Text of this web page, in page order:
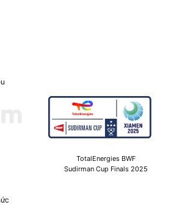
TotalEnergies BWF
Sudirman Cup Finals 2025